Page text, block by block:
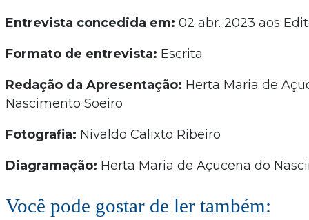
Entrevista concedida em: 02 abr. 2023 aos
Formato de entrevista: Escrita
Redação da Apresentação: Herta Maria de
Nascimento Soeiro
Fotografia: Nivaldo Calixto Ribeiro
Diagramação: Herta Maria de Açucena do
Você pode gostar de ler também: